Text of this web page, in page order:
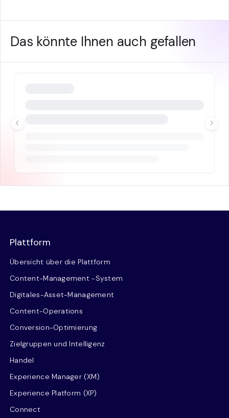
Das könnte Ihnen auch gefallen
Plattform
Übersicht über die Plattform
Content-Management -System
Digitales-Asset-Management
Content-Operations
Conversion-Optimierung
Zielgruppen und Intelligenz
Handel
Experience Manager (XM)
Experience Platform (XP)
Connect